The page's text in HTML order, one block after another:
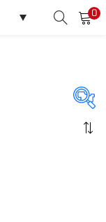
0
REGISTER